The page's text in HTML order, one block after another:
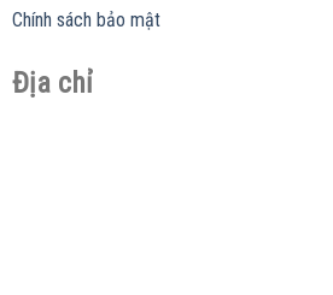
Chính sách bảo mật
Địa chỉ